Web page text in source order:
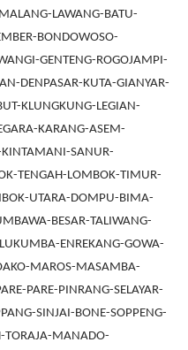
LAWANG-BATU-
BONDOWOSO-
GENTENG-ROGOJAMPI-
DENPASAR-KUTA-GIANYAR-
KLUNGKUNG-LEGIAN-
KARANG-ASEM-
SANUR-
TENGAH-LOMBOK-TIMUR-
UTARA-DOMPU-BIMA-
BESAR-TALIWANG-
ENREKANG-GOWA-
MAROS-MASAMBA-
PARE-PINRANG-SELAYAR-
SINJAI-BONE-SOPPENG-
TORAJA-MANADO-